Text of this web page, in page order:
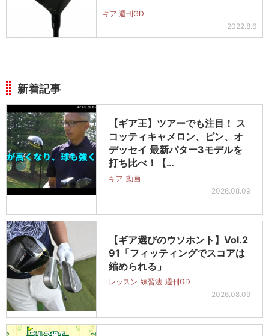
ギア 週刊GD
2022.8.6
新着記事
【ギア王】ツアーでも注目！ ス
コッティキャメロン、ピン、オ
デッセイ 最新パター3モデルを
打ち比べ！【…
ギア 動画
2026.08.09
【ギア選びのウソホント】Vol.2
91「フィッティングでスコアは
縮められる」
レッスン 練習法 週刊GD
2026.08.09